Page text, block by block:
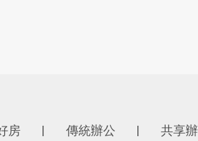
房 傳統辦公 共享